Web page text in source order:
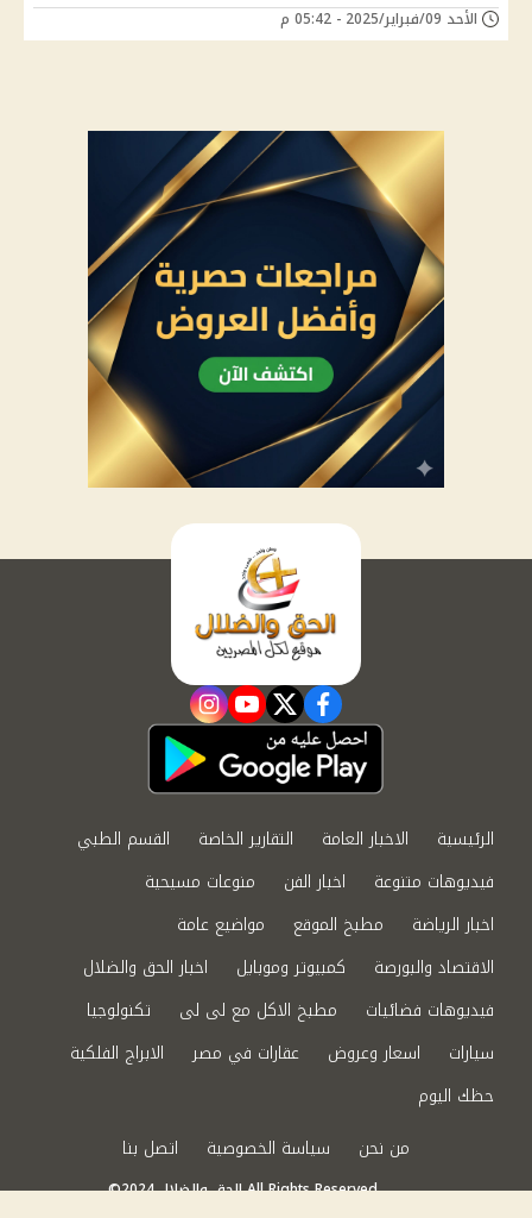
الأحد 09/فبراير/2025 - 05:42 م
facebook
twitter
youtube
instagram
الرئيسية الاخبار العامة التقارير الخاصة
القسم الطبي
فيديوهات متنوعة
اخبار الفن
منوعات مسيحية
اخبار الرياضة
مطبخ الموقع
مواضيع عامة
الاقتصاد والبورصة
كمبيوتر وموبايل
اخبار الحق والضلال
فيديوهات فضائيات
مطبخ الاكل مع لى لى
تكنولوجيا
سيارات
اسعار وعروض عقارات في مصر
الابراج الفلكية
حظك اليوم
من نحن
سياسة الخصوصية اتصل بنا
©2024 الحق والضلال All Rights Reserved.